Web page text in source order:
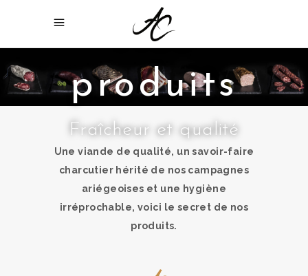
Nos
produits
Fraîcheur et qualité
Une viande de qualité, un savoir-faire
charcutier hérité de nos campagnes
ariégeoises et une hygiène
irréprochable, voici le secret de nos
produits.